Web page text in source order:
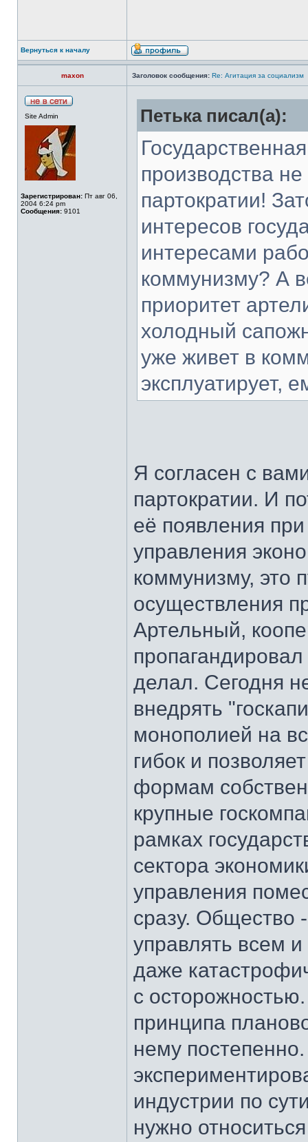
Вернуться к началу
maxon Заголовок сообщения: Re: Агитация за социализм
Site Admin
Зарегистрирован: Пт авг 06,
2004 6:24 pm
Сообщения: 9101
Петька писал(а):
производства
партократии!
интересов
интересами
коммунизму? А
приоритет
холодный
уже живет в
эксплуатирует,
Я согласен с
партократии. И
её появления
управления
коммунизму, это
осуществления
Артельный,
делал. Сегодня
внедрять
монополией на
гибок и
формам
крупные
рамках
сектора
управления
сразу. Общество
управлять всем
даже
с
принципа
нему
индустрии по
нужно